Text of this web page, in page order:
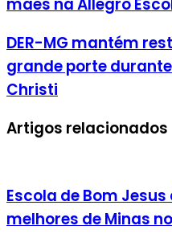
emoção
às
mães
na
Allegro
de
Dança
mães na Allegro
DER-
MG
mantém
restrição
para
de
grande
feriado
Corpus
DER-MG mantém
grande porte
Christi
Artigos relacionados
Escola de Bom
melhores de Minas